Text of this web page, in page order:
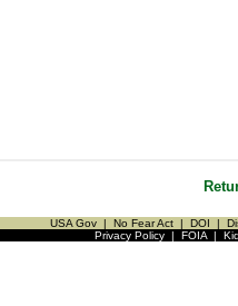
USA Gov | No Fear Act | DOI |
Privacy Policy| FOIA|